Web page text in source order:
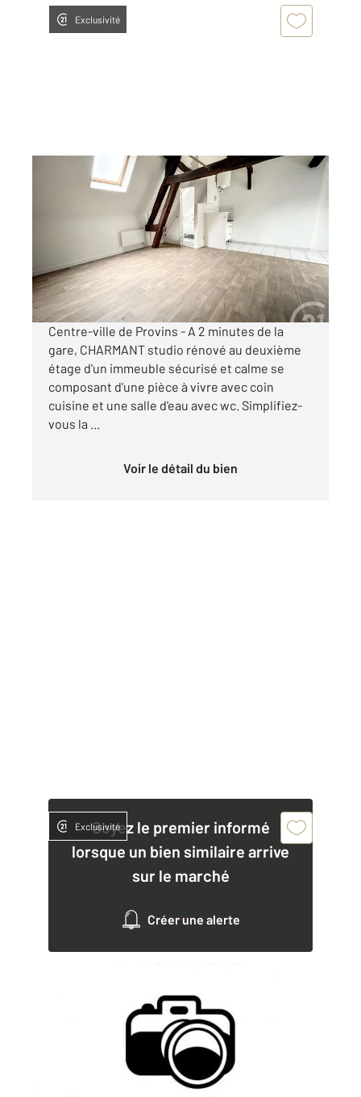
Exclusivité
PROVINS 77
2, 1 pièce
Appartement F1 à louer
402 €
par mois charges comprises
Centre-ville de Provins - A 2 minutes de la
gare, CHARMANT studio rénové au deuxième
étage d'un immeuble sécurisé et calme se
composant d'une pièce à vivre avec coin
cuisine et une salle d'eau avec wc. Simplifiez-
vous la ...
Voir le détail du bien
Soyez le premier informé
lorsque un bien similaire arrive
sur le marché
Créer une alerte
Exclusivité
Appartement F2 à louer
594 €
par mois charges comprises